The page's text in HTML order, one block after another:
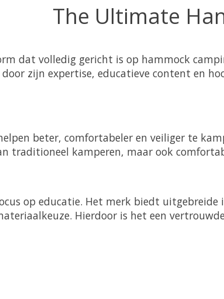
The Ultimate
dat volledig gericht is op hammock
zijn expertise, educatieve content en
beter, comfortabeler en veiliger te
traditioneel kamperen, maar ook
op educatie. Het merk biedt
Hierdoor is het een